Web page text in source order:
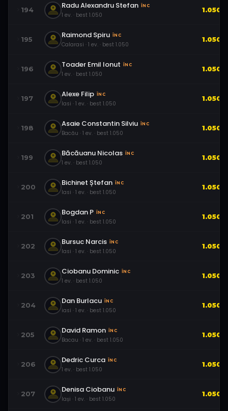
194 Radu Alexandru Stefan ÎNC
1 ev. · best 1.050
1.050
195 Raimond Spiru ÎNC
Calarasi · 1 ev. · best 1.050
1.050
196 Toader Emil Ionut ÎNC
1 ev. · best 1.050
1.050
197 Alexe Filip ÎNC
Iasi · 1 ev. · best 1.050
1.050
198 Asaie Constantin Silviu ÎNC
Bacău · 1 ev. · best 1.050
1.050
199 Băcăuanu Nicolas ÎNC
1 ev. · best 1.050
1.050
200 Bichinet Ștefan ÎNC
Iasi · 1 ev. · best 1.050
1.050
201 Bogdan P ÎNC
Iasi · 1 ev. · best 1.050
1.050
202 Bursuc Narcis ÎNC
Iasi · 1 ev. · best 1.050
1.050
203 Ciobanu Dominic ÎNC
1 ev. · best 1.050
1.050
204 Dan Burlacu ÎNC
iasi · 1 ev. · best 1.050
1.050
205 David Ramon ÎNC
Bacau · 1 ev. · best 1.050
1.050
206 Dedric Curca ÎNC
1 ev. · best 1.050
1.050
207 Denisa Ciobanu ÎNC
Iași · 1 ev. · best 1.050
1.050